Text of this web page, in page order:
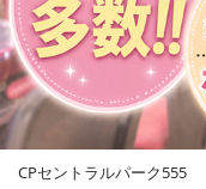
CPセントラルパーク555